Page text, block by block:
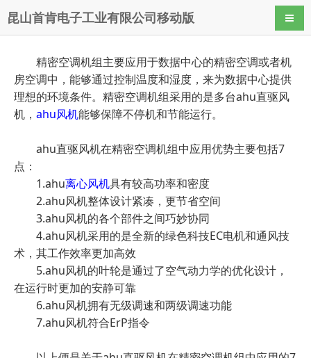
昆山首肯电子工业有限公司移动版 导航
精密空调机组主要应用于数据中心的精密空调或者机
房空调中，能够通过控制温度和湿度，来为数据中心提供
理想的环境条件。精密空调机组采用的是多台ahu直驱风
机， ahu风机能够保障不停机和节能运行。
ahu直驱风机在精密空调机组中应用优势主要包括7
点：
1.ahu离心风机具有较高功率和密度
2.ahu风机整体设计紧凑，更节省空间
3.ahu风机的各个部件之间巧妙协同
4.ahu风机采用的是全新的绿色科技EC电机和通风技
术，其工作效率更加高效
5.ahu风机的叶轮是通过了空气动力学的优化设计，
在运行时更加的安静可靠
6.ahu风机拥有无级调速和两级调速功能
7.ahu风机符合ErP指令